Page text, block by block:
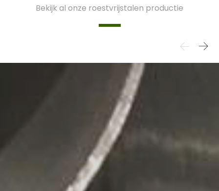
Bekijk al onze roestvrijstalen productie